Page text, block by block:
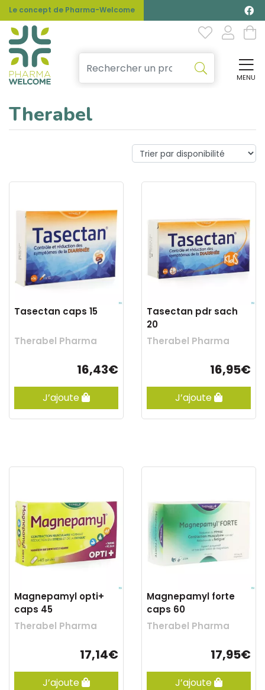
Le concept de Pharma-Welcome
MENU
Therabel
Tasectan caps 15
Therabel Pharma
16,43€
J’ajoute
Tasectan pdr sach
20
Therabel Pharma
16,95€
J’ajoute
Magnepamyl opti+
caps 45
Therabel Pharma
17,14€
J’ajoute
Magnepamyl forte
caps 60
Therabel Pharma
17,95€
J’ajoute